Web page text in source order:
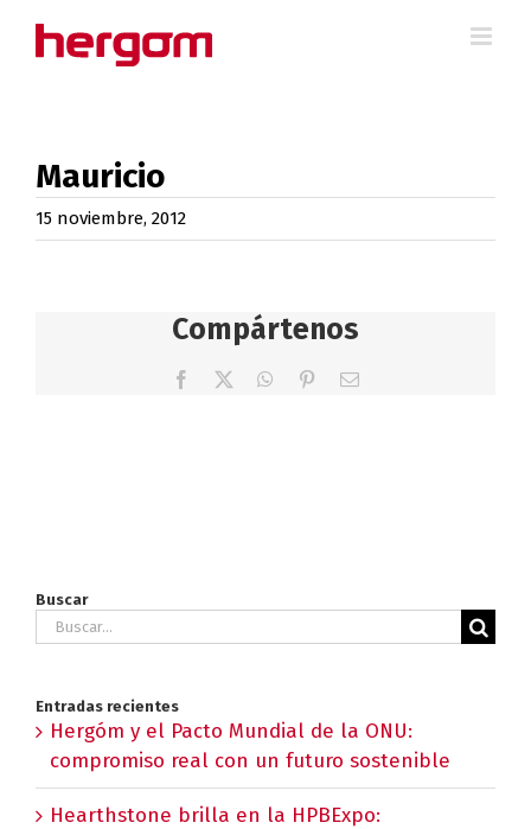
Mauricio
15 noviembre, 2012
Compártenos
Facebook WhatsApp
PinterestCorreo
Buscar
Buscar:
Entradas recientes
Hergóm y el Pacto Mundial de la ONU:
compromiso real con un futuro sostenible
Hearthstone brilla en la HPBExpo: